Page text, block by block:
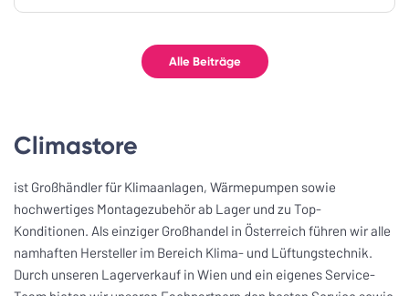
Alle Beiträge
Climastore
ist Großhändler für Klimaanlagen, Wärmepumpen sowie
hochwertiges Montagezubehör ab Lager und zu Top-
Konditionen. Als einziger Großhandel in Österreich führen wir alle
namhaften Hersteller im Bereich Klima- und Lüftungstechnik.
Durch unseren Lagerverkauf in Wien und ein eigenes Service-